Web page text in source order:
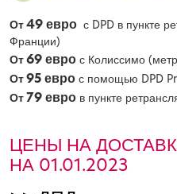
От49 евро с DPD в пункте
Франции)
От69 евро с Колиссимо
От95 евро с помощью DPD
От79 евро в пункте
ЦЕНЫ НА
НА 01.01.2023